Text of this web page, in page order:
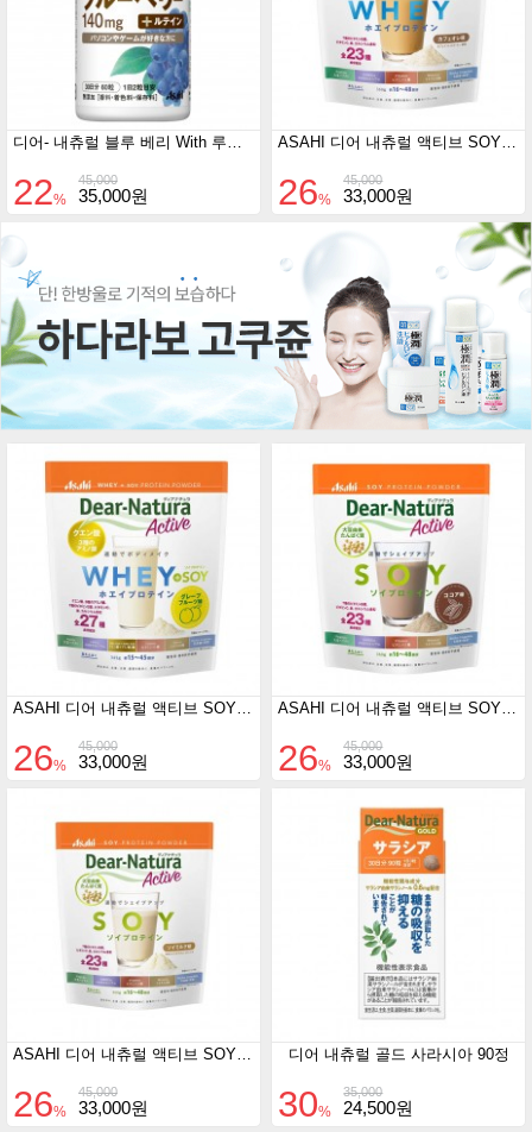
디어- 내츄럴 블루 베리 With 루테인 60정
45,000
22% 35,000원
ASAHI 디어 내츄럴 액티브 SOY프로틴 소이 밀크맛 360g
45,000
26% 33,000원
ASAHI 디어 내츄럴 액티브 SOY프로틴 자몽맛 360g
45,000
26% 33,000원
ASAHI 디어 내츄럴 액티브 SOY프로틴 코코아맛 360g
45,000
26% 33,000원
45,000
26% 33,000원
디어 내츄럴 골드 사라시아 90정
35,000
30% 24,500원